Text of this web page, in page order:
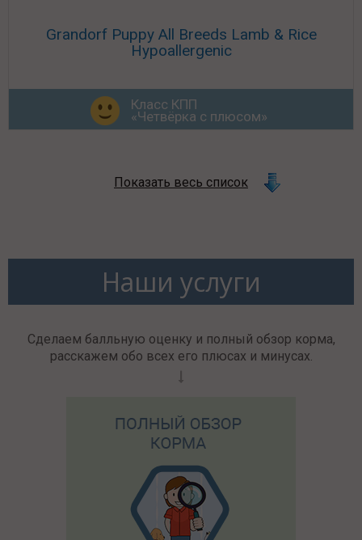
Grandorf Puppy All Breeds Lamb & Rice
Hypoallergenic
Класс КПП
«Четвёрка с плюсом»
Показать весь список
Наши услуги
Сделаем балльную оценку и полный обзор корма,
расскажем обо всех его плюсах и минусах.